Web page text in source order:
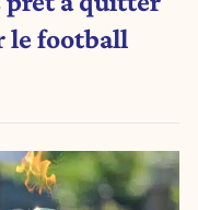
le football